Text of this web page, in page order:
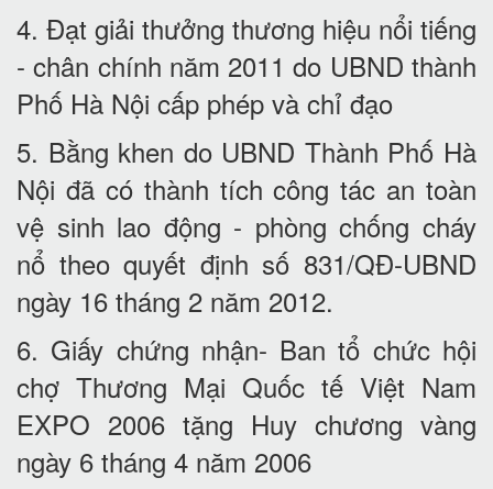
4. Đạt giải thưởng thương hiệu nổi tiếng
- chân chính năm 2011 do UBND thành
Phố Hà Nội cấp phép và chỉ đạo
5. Bằng khen do UBND Thành Phố Hà
Nội đã có thành tích công tác an toàn
vệ sinh lao động - phòng chống cháy
nổ theo quyết định số 831/QĐ-UBND
ngày 16 tháng 2 năm 2012.
6. Giấy chứng nhận- Ban tổ chức hội
chợ Thương Mại Quốc tế Việt Nam
EXPO 2006 tặng Huy chương vàng
ngày 6 tháng 4 năm 2006